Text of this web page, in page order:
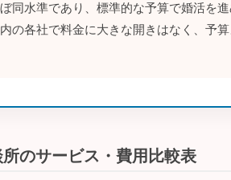
同水準であり、標準的な予算で婚活を
の各社で料金に大きな開きはなく、予
のサービス・費用比較表